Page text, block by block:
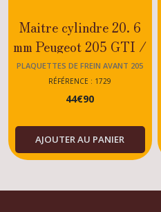
Maitre cylindre 20. 6
mm Peugeot 205 GTI /
RALLYE / DTURBO
PLAQUETTES DE FREIN AVANT 205
RÉFÉRENCE : 1729
44€90
AJOUTER AU PANIER